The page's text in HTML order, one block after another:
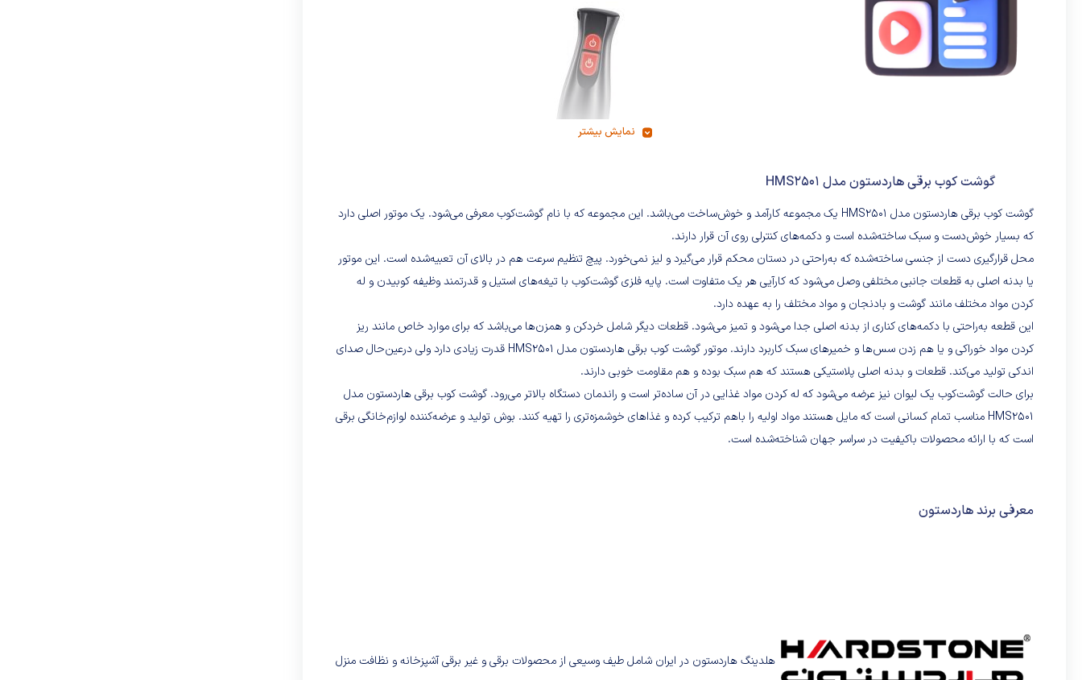
نمایش بیشتر
گوشت کوب برقی هاردستون مدل HMS2501
گوشت کوب برقی هاردستون مدل HMS2501 یک مجموعه کارآمد و خوش‌ساخت می‌باشد. این مجموعه که با نام گوشت‌کوب معرفی می‌شود. یک موتور اصلی دارد
که بسیار خوش‌دست و سبک ساخته‌شده است و دکمه‌های کنترلی روی آن قرار دارند.
محل قرارگیری دست از جنسی ساخته‌شده که به‌راحتی در دستان محکم قرار می‌گیرد و لیز نمی‌خورد. پیچ تنظیم سرعت هم در بالای آن تعبیه‌شده است. این موتور
یا بدنه اصلی به قطعات جانبی مختلفی وصل می‌شود که کارآیی هر یک متفاوت است. پایه فلزی گوشت‌کوب با تیغه‌های استیل و قدرتمند وظیفه کوبیدن و له
کردن مواد مختلف مانند گوشت و بادنجان و مواد مختلف را به عهده دارد.
این قطعه به‌راحتی با دکمه‌های کناری از بدنه اصلی جدا می‌شود و تمیز می‌شود. قطعات دیگر شامل خردکن و همزن‌ها می‌باشد که برای موارد خاص مانند ریز
کردن مواد خوراکی و یا هم زدن سس‌ها و خمیرهای سبک کاربرد دارند. موتور گوشت کوب برقی هاردستون مدل HMS2501 قدرت زیادی دارد ولی درعین‌حال صدای
اندکی تولید می‌کند. قطعات و بدنه اصلی پلاستیکی هستند که هم سبک بوده و هم مقاومت خوبی دارند.
برای حالت گوشت‌کوب یک لیوان نیز عرضه می‌شود که له کردن مواد غذایی در آن ساده‌تر است و راندمان دستگاه بالاتر می‌رود. گوشت کوب برقی هاردستون مدل
HMS2501 مناسب تمام کسانی است که مایل هستند مواد اولیه را باهم ترکیب کرده و غذاهای خوشمزه‌تری را تهیه کنند. بوش تولید و عرضه‌کننده لوازم‌خانگی برقی
است که با ارائه محصولات باکیفیت در سراسر جهان شناخته‌شده است.
معرفی برند هاردستون
هلدینگ هاردستون در ایران شامل طیف وسیعی از محصولات برقی و غیر برقی آشپزخانه و نظافت منزل